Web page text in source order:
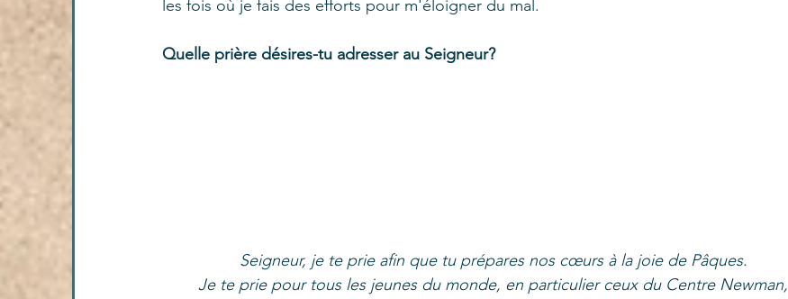
les fois où je fais des efforts pour m'éloigner du mal.
Quelle prière désires-tu adresser au Seigneur?
Seigneur, je te prie afin que tu prépares nos cœurs à la joie de Pâques.
Je te prie pour tous les jeunes du monde, en particulier ceux du Centre Newman,